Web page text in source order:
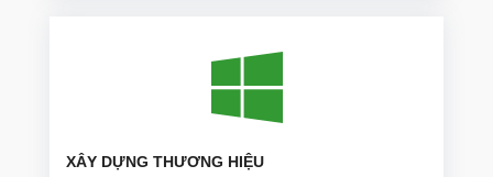
XÂY DỰNG THƯƠNG HIỆU